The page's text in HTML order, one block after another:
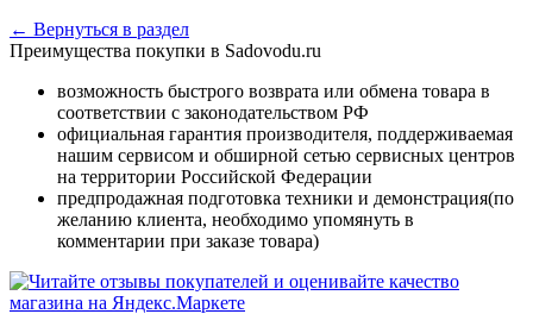
← Вернуться в раздел
Преимущества покупки в Sadovodu.ru
возможность быстрого возврата или обмена товара в
соответствии с законодательством РФ
официальная гарантия производителя, поддерживаемая
нашим сервисом и обширной сетью сервисных центров
на территории Российской Федерации
предпродажная подготовка техники и демонстрация(по
желанию клиента, необходимо упомянуть в
комментарии при заказе товара)